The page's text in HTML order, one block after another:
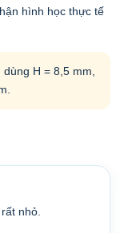
hình học thực tế
H = 8,5 mm,
nhỏ.